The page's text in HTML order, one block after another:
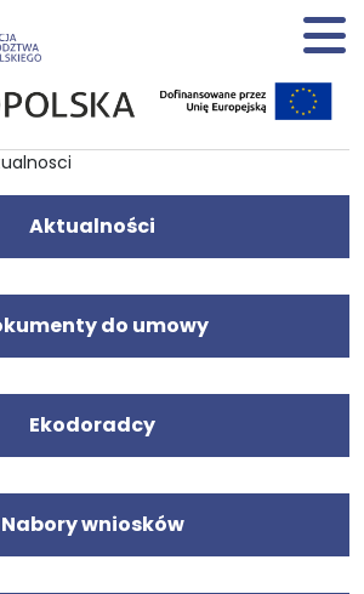
Aktualności
do umowy
Ekodoradcy
Nabory wniosków